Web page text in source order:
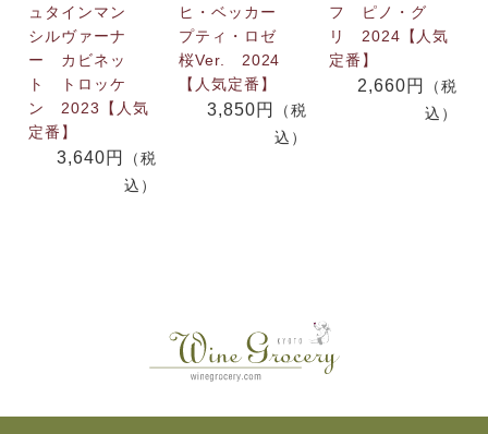
ュタインマン
シルヴァーナ
ー カビネッ
ト トロッケ
ン 2023【人気
定番】
3,640円
（税
込）
ヒ・ベッカー
プティ・ロゼ
桜Ver. 2024
【人気定番】
3,850円
（税
込）
フ ピノ・グ
リ 2024【人気
定番】
2,660円
（税
込）